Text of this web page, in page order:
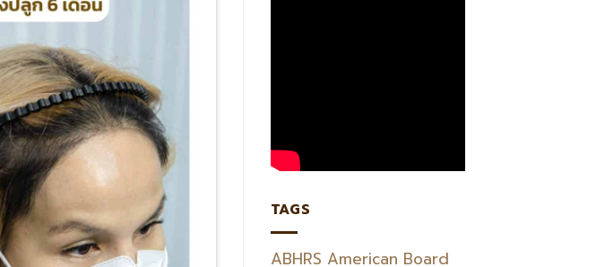
TAGS
ABHRS American Board